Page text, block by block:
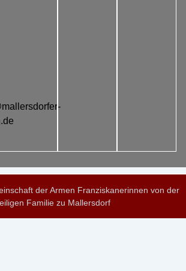
der Armen Franziskanerinnen von der
Familie zu Mallersdorf